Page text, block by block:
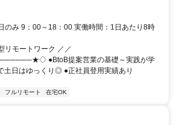
のみ 9：00～18：00 実働時間：1日あたり8時
リモートワーク ／／
●BtoB提案営業の基礎～実践が学
土日はゆっくり◎ ●正社員登用実績あり
フルリモート 在宅OK